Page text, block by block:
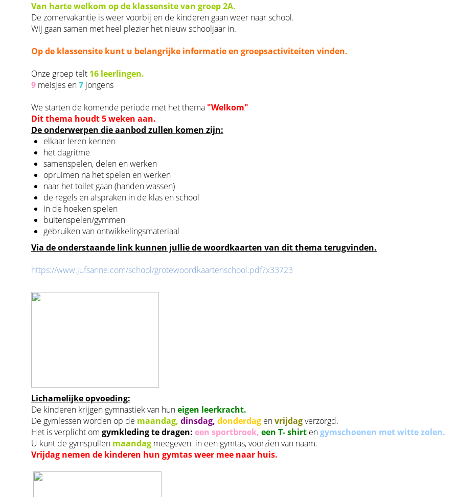
Van harte welkom op de klassensite van groep 2A.
De zomervakantie is weer voorbij en de kinderen gaan weer naar school.
Wij gaan samen met heel plezier het nieuw schooljaar in.
Op de klassensite kunt u belangrijke informatie en groepsactiviteiten vinden.
Onze groep telt 16 leerlingen.
9 meisjes en7 jongens
We starten de komende periode met het thema "Welkom"
Dit thema houdt 5 weken aan.
De onderwerpen die aanbod zullen komen zijn:
elkaar leren kennen
het dagritme
samenspelen, delen en werken
opruimen na het spelen en werken
naar het toilet gaan (handen wassen)
de regels en afspraken in de klas en school
in de hoeken spelen
buitenspelen/gymmen
gebruiken van ontwikkelingsmateriaal
Via de onderstaande link kunnen jullie de woordkaarten van dit thema terugvinden.
https://www.jufsanne.com/school/grotewoordkaartenschool.pdf?x33723
Lichamelijke opvoeding:
De kinderen krijgen gymnastiek van huneigen leerkracht.
De gymlessen worden op de maandag, dinsdag, donderdag envrijdagverzorgd.
Het is verplicht om gymkleding te dragen: een sportbroek, een T- shirt en gymschoenen met witte zolen.
U kunt de gymspullen maandag meegeven in een gymtas, voorzien van naam.
Vrijdag nemen de kinderen hun gymtas weer mee naar huis.